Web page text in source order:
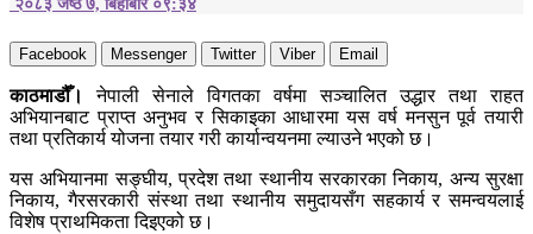
२०८३ जेष्ठ ७, बिहीबार ०९:३४
Facebook Messenger Twitter Viber Email
काठमाडौँ।
नेपाली सेनाले विगतका वर्षमा सञ्चालित उद्धार तथा राहत
अभियानबाट प्राप्त अनुभव र सिकाइका आधारमा यस वर्ष मनसुन पूर्व तयारी
तथा प्रतिकार्य योजना तयार गरी कार्यान्वयनमा ल्याउने भएको छ।
यस अभियानमा सङ्घीय, प्रदेश तथा स्थानीय सरकारका निकाय, अन्य सुरक्षा
निकाय, गैरसरकारी संस्था तथा स्थानीय समुदायसँग सहकार्य र समन्वयलाई
विशेष प्राथमिकता दिइएको छ।